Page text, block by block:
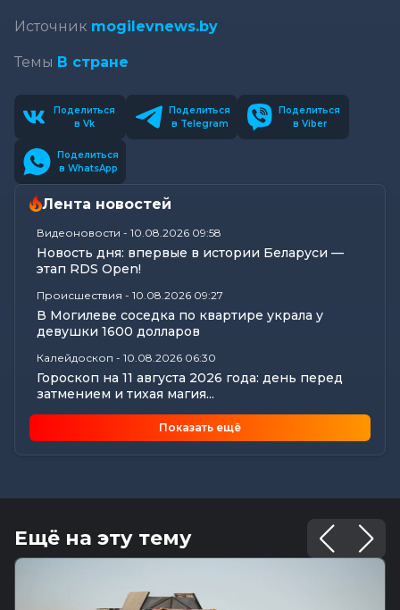
Источник mogilevnews.by
Темы В стране
Поделиться
в Vk
Поделиться
в Telegram
Поделиться
в Viber
Поделиться
в WhatsApp
Лента новостей
Видеоновости - 10.08.2026 09:58
Новость дня: впервые в истории Беларуси —
этап RDS Open!
Происшествия - 10.08.2026 09:27
В Могилеве соседка по квартире украла у
девушки 1600 долларов
Калейдоскоп - 10.08.2026 06:30
Гороскоп на 11 августа 2026 года: день перед
затмением и тихая магия...
Погода 10 августа в Могилевской области:
снова жарко и без осадков
Поздравление с Днем строителя
Калейдоскоп
Что приготовили звезды на 10 августа? Полный
08.08.2026 22:54
Показать ещё
Ещё на эту тему